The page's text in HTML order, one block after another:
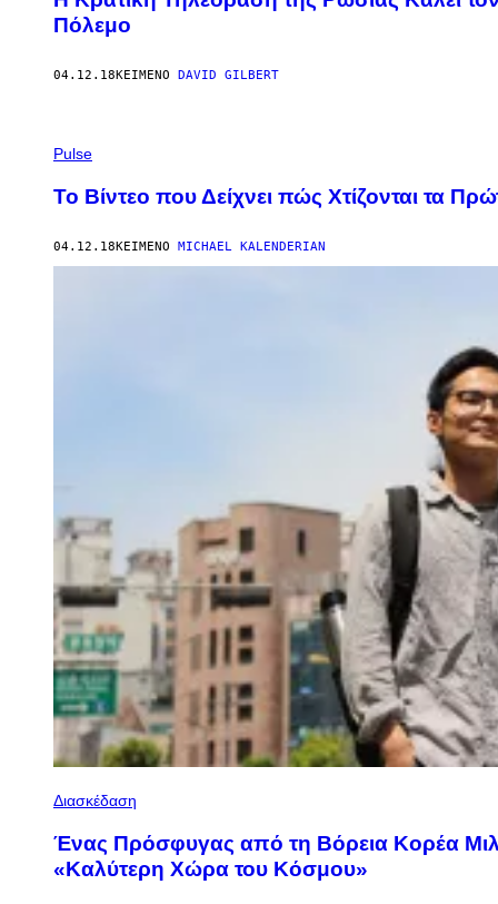
Πόλεμο
04.12.18ΚΕΊΜΕΝΟ DAVID GILBERT
Pulse
Το Βίντεο που Δείχνει πώς Χτίζονται τα
04.12.18ΚΕΊΜΕΝΟ MICHAEL KALENDERIAN
Διασκέδαση
Ένας Πρόσφυγας από τη Βόρεια Κορέα
«Καλύτερη Χώρα του Κόσμου»